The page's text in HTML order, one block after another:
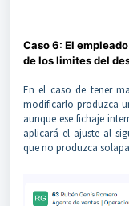
Caso 6: El
de los limites del
En el caso de tener
modificarlo produzca
aunque ese fichaje
aplicará el ajuste al
que no produzca